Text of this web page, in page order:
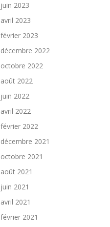
juin 2023
avril 2023
février 2023
décembre 2022
octobre 2022
août 2022
juin 2022
avril 2022
février 2022
décembre 2021
octobre 2021
août 2021
juin 2021
avril 2021
février 2021